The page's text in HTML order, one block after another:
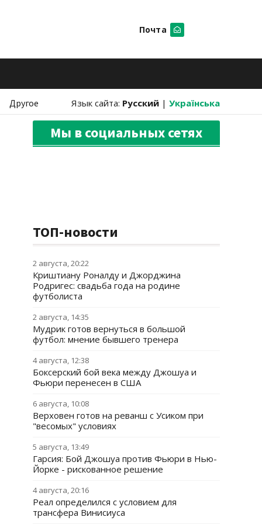
Почта
Другое Язык сайта: Русский | Українська
Мы в социальных сетях
ТОП-новости
2 августа, 20:22
Криштиану Роналду и Джорджина
Родригес: свадьба года на родине
футболиста
2 августа, 14:35
Мудрик готов вернуться в большой
футбол: мнение бывшего тренера
4 августа, 12:38
Боксерский бой века между Джошуа и
Фьюри перенесен в США
6 августа, 10:08
Верховен готов на реванш с Усиком при
"весомых" условиях
5 августа, 13:49
Гарсия: Бой Джошуа против Фьюри в Нью-
Йорке - рискованное решение
4 августа, 20:16
Реал определился с условием для
трансфера Винисиуса